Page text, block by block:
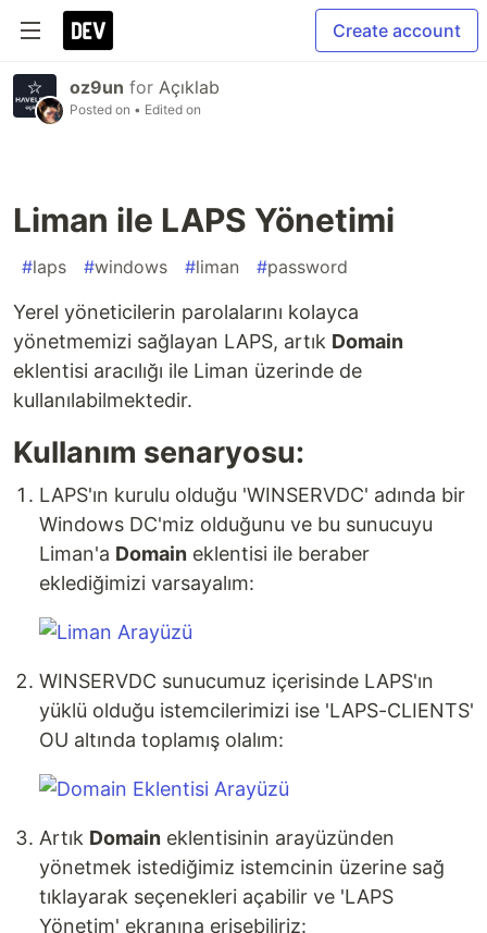
Create account
oz9un for Açıklab
Posted on • Edited on
Liman ile LAPS Yönetimi
#laps #windows #liman #password
Yerel yöneticilerin parolalarını kolayca
yönetmemizi sağlayan LAPS, artık Domain
eklentisi aracılığı ile Liman üzerinde de
kullanılabilmektedir.
Kullanım senaryosu:
LAPS'ın kurulu olduğu 'WINSERVDC' adında bir
Windows DC'miz olduğunu ve bu sunucuyu
Liman'a Domain eklentisi ile beraber
eklediğimizi varsayalım:
WINSERVDC sunucumuz içerisinde LAPS'ın
yüklü olduğu istemcilerimizi ise 'LAPS-CLIENTS'
OU altında toplamış olalım:
Artık Domain eklentisinin arayüzünden
yönetmek istediğimiz istemcinin üzerine sağ
tıklayarak seçenekleri açabilir ve 'LAPS
Yönetim' ekranına erişebiliriz: